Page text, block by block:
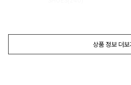
상품 정보 더보